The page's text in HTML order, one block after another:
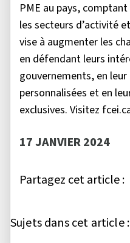
PME au pays,
les secteurs d’activité
vise à augmenter les
en défendant leurs
gouvernements, en
personnalisées et en
exclusives. Visitez
17 JANVIER 2024
Partagez cet article :
Sujets dans cet article :